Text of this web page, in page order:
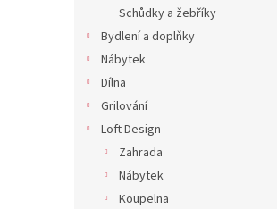
Schůdky a žebříky
Bydlení a doplňky
Nábytek
Dílna
Grilování
Loft Design
Zahrada
Nábytek
Koupelna